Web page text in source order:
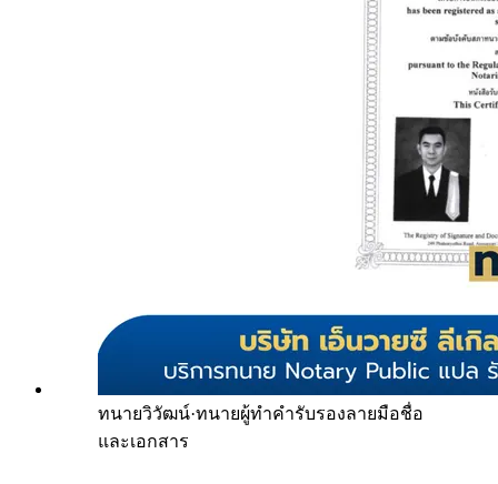
ทนายวิวัฒน์·ทนายผู้ทำคำรับรองลายมือชื่อ
และเอกสาร